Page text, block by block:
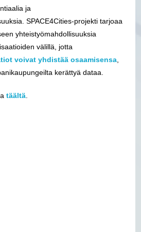
ja
SPACE4Cities-projekti tarjoaa
yhteistyömahdollisuuksia
välillä, jotta
voivat yhdistää osaamisensa
kerättyä dataa.
täältä